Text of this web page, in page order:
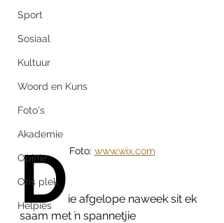
Sport
Sosiaal
Kultuur
Woord en Kuns
Foto's
Akademie
Opinie
Ons plek
Helpies
Foto: www.wix.com
D ie afgelope naweek sit ek
saam met ŉ spannetjie